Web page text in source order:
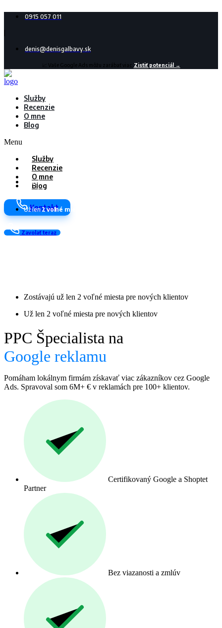
0915 057 011
denis@denisgalbavy.sk
📈 Vaše Google Ads môžu zarábať viac. Zistiť potenciál →
Služby
Recenzie
O mne
Blog
Menu
Služby
Recenzie
O mne
Blog
Kontakt
Zostávajú už len
nových klientov
Už len2 voľné miesta
Zavolať teraz
Zostávajú už len 2 voľné miesta pre nových klientov
Už len 2 voľné miesta pre nových klientov
PPC Špecialista na
Google reklamu
Pomáham lokálnym firmám získavať viac zákazníkov cez Google
Ads. Spravoval som 6M+ € v reklamách pre 100+ klientov.
Certifikovaný Google a Shoptet
Partner
Bez viazanosti a zmlúv